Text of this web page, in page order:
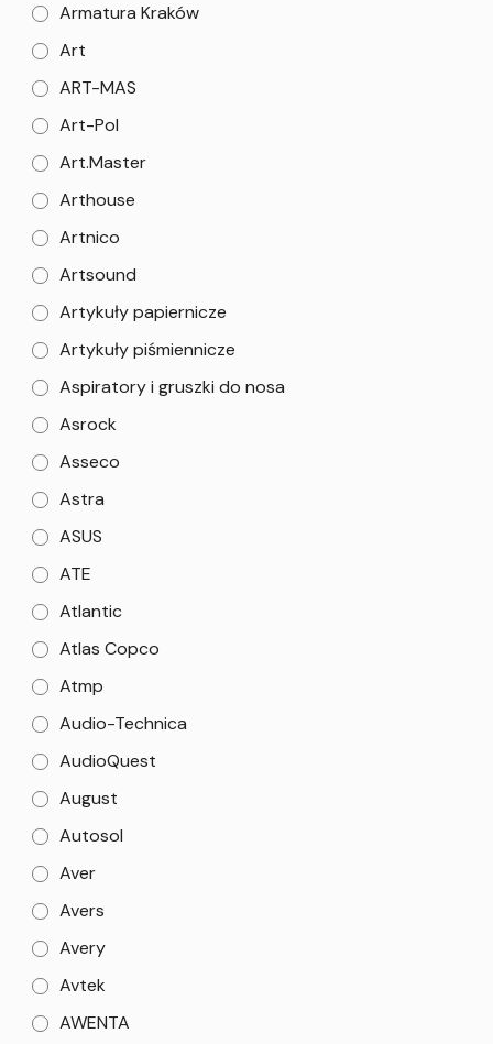
Armatura Kraków
Art
ART-MAS
Art-Pol
Art.Master
Arthouse
Artnico
Artsound
Artykuły papiernicze
Artykuły piśmiennicze
Aspiratory i gruszki do nosa
Asrock
Asseco
Astra
ASUS
ATE
Atlantic
Atlas Copco
Atmp
Audio-Technica
AudioQuest
August
Autosol
Aver
Avers
Avery
Avtek
AWENTA